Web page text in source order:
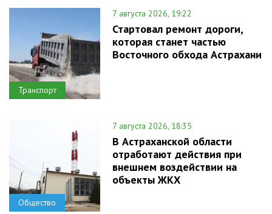
Транспорт
7 августа 2026, 19:22
Стартовал ремонт дороги,
которая станет частью
Восточного обхода Астрахани
Общество
7 августа 2026, 18:35
В Астраханской области
отработают действия при
внешнем воздействии на
объекты ЖКХ